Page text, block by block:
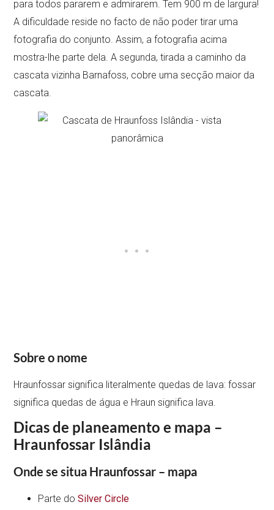
para todos pararem e admirarem. Tem 900 m de largura!
A dificuldade reside no facto de não poder tirar uma
fotografia do conjunto. Assim, a fotografia acima
mostra-lhe parte dela. A segunda, tirada a caminho da
cascata vizinha Barnafoss, cobre uma secção maior da
cascata.
Sobre o nome
Hraunfossar significa literalmente quedas de lava: fossar
significa quedas de água e Hraun significa lava.
Dicas de planeamento e mapa –
Hraunfossar Islândia
Onde se situa Hraunfossar – mapa
Parte doSilver Circle